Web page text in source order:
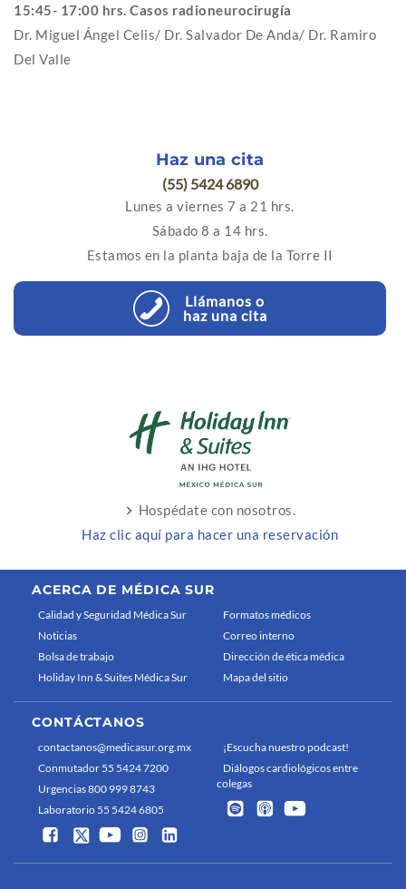
15:45- 17:00 hrs. Casos radioneurocirugía
Dr. Miguel Ángel Celis/ Dr. Salvador De Anda/ Dr. Ramiro
Del Valle
Haz una cita
(55) 5424 6890
Lunes a viernes 7 a 21 hrs.
Sábado 8 a 14 hrs.
Estamos en la planta baja de la Torre II
Llámanos o
haz una cita
Hospédate con nosotros.
Haz clic aquí para hacer una reservación
ACERCA DE MÉDICA SUR
Calidad y Seguridad Médica Sur
Noticias
Bolsa de trabajo
Holiday Inn & Suites Médica Sur
Formatos médicos
Correo interno
Dirección de ética médica
Mapa del sitio
CONTÁCTANOS
contactanos@medicasur.org.mx
Conmutador 55 5424 7200
Urgencias 800 999 8743
Laboratorio 55 5424 6805
¡Escucha nuestro podcast!
Diálogos cardiológicos entre
colegas